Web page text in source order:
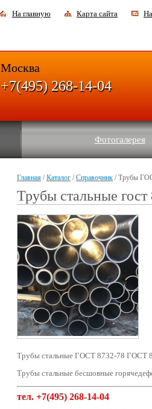
На главную Карта сайта
Фотогалерея
Москва
+7(495) 268-14-04
Главная /Каталог /Справочник / Трубы
Трубы стальные гост
Трубы стальные ГОСТ 8732-78 ГОСТ
Трубы стальные бесшовные
тел. +7(495) 268-14-04